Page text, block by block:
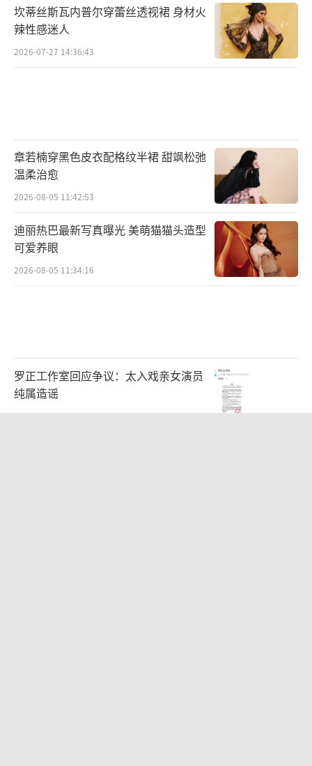
除话剧外，首届“大戏看北京”展演季秉
承“文艺展新姿精品献人民”主题，在春节期
坎蒂丝斯瓦内普尔穿蕾丝透视裙 身材火
辣性感迷人
2026-07-27 14:36:43
章若楠穿黑色皮衣配格纹半裙 甜飒松弛
温柔治愈
2026-08-05 11:42:53
迪丽热巴最新写真曝光 美萌猫猫头造型
可爱养眼
2026-08-05 11:34:16
罗正工作室回应争议：太入戏亲女演员
纯属造谣
2026-08-05 11:54:32